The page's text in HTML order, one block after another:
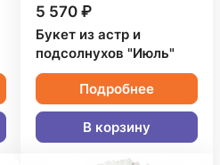
5 570 ₽
Букет из астр и
подсолнухов "Июль"
Подробнее
В корзину